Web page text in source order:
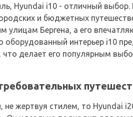
Hyundai i10 - отличный выбор.
и бюджетных
улицам Бергена, а его
интерьер i10
делает его популярным
жертвуя стилем, то Hyundai